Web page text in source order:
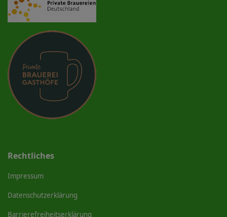
Rechtliches
Impressum
Datenschutzerklärung
Barrierefreiheitserklärung